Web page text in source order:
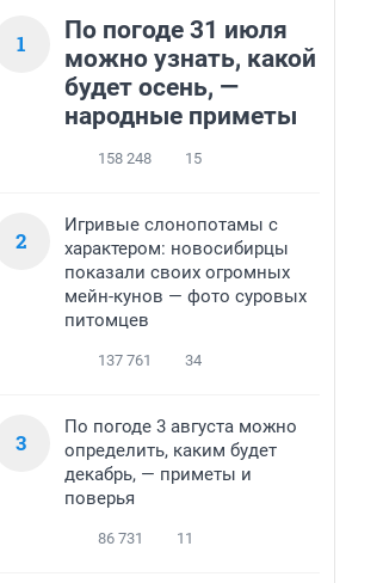
1
По погоде 31 июля
можно узнать, какой
будет осень, —
народные приметы
158 248 15
2
Игривые слонопотамы с
характером: новосибирцы
показали своих огромных
мейн-кунов — фото суровых
питомцев
137 761 34
3
По погоде 3 августа можно
определить, каким будет
декабрь, — приметы и
поверья
86 731 11